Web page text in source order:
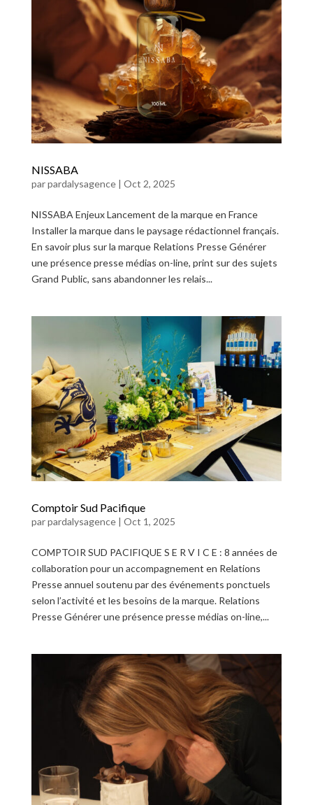
NISSABA
parpardalysagence| Oct 2, 2025
NISSABA Enjeux Lancement de la marque en France
Installer la marque dans le paysage rédactionnel français.
En savoir plus sur la marque Relations Presse Générer
une présence presse médias on-line, print sur des sujets
Grand Public, sans abandonner les relais...
Comptoir Sud Pacifique
parpardalysagence| Oct 1, 2025
COMPTOIR SUD PACIFIQUE S E R V I C E : 8 années de
collaboration pour un accompagnement en Relations
Presse annuel soutenu par des événements ponctuels
selon l’activité et les besoins de la marque. Relations
Presse Générer une présence presse médias on-line,...